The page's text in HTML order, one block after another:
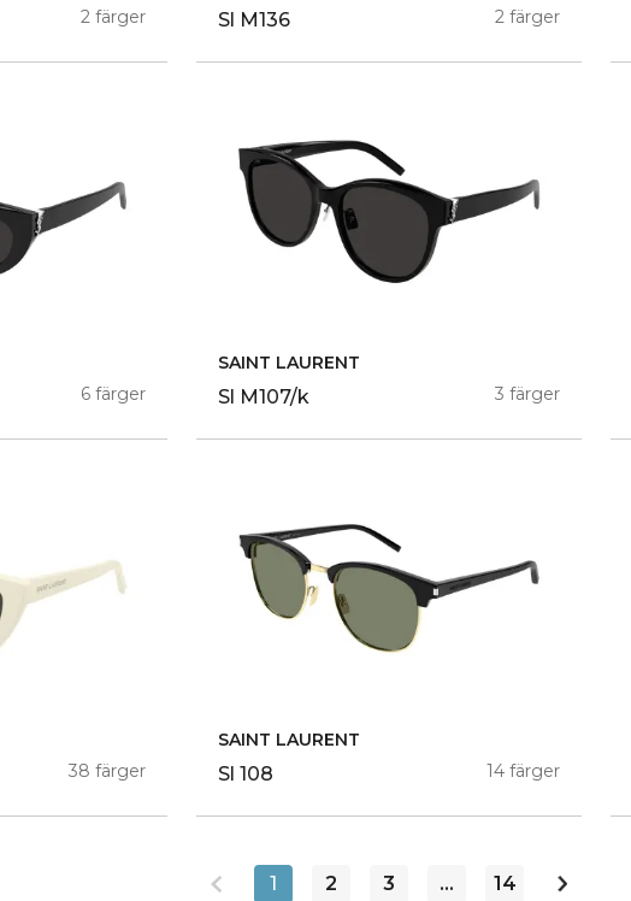
2 färger Sl M136 2 färger
6 färger
SAINT LAURENT
Sl M107/k 3 färger
38 färger
SAINT LAURENT
Sl 108 14 färger
1 2 3 … 14